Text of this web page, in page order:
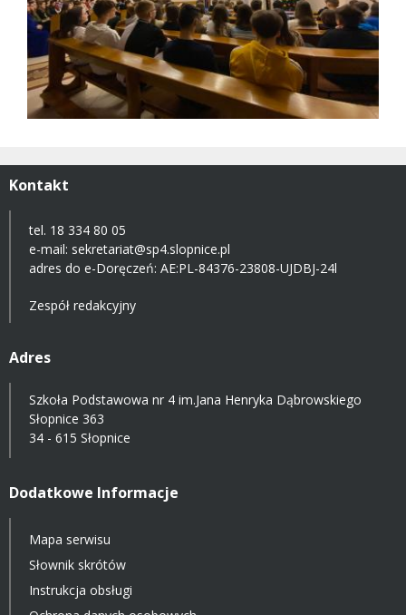
Kontakt
tel. 18 334 80 05
e-mail: sekretariat@sp4.slopnice.pl
adres do e-Doręczeń: AE:PL-84376-23808-UJDBJ-24l
Zespół redakcyjny
Adres
Szkoła Podstawowa nr 4 im.Jana Henryka Dąbrowskiego
Słopnice 363
34 - 615 Słopnice
Dodatkowe Informacje
Mapa serwisu
Słownik skrótów
Instrukcja obsługi